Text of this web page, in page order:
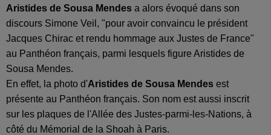
Aristides de Sousa Mendes a alors évoqué dans son
discours Simone Veil, "pour avoir convaincu le président
Jacques Chirac et rendu hommage aux Justes de France"
au Panthéon français, parmi lesquels figure Aristides de
Sousa Mendes.
En effet, la photo d'Aristides de Sousa Mendes est
présente au Panthéon français. Son nom est aussi inscrit
sur les plaques de l'Allée des Justes-parmi-les-Nations, à
côté du Mémorial de la Shoah à Paris.